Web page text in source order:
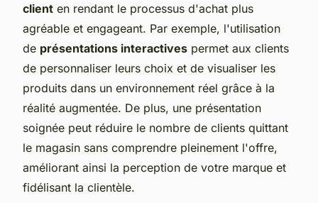
client en rendant le processus d'achat plus
agréable et engageant. Par exemple, l'utilisation
de présentations interactives permet aux clients
de personnaliser leurs choix et de visualiser les
produits dans un environnement réel grâce à la
réalité augmentée. De plus, une présentation
soignée peut réduire le nombre de clients quittant
le magasin sans comprendre pleinement l'offre,
améliorant ainsi la perception de votre marque et
fidélisant la clientèle.